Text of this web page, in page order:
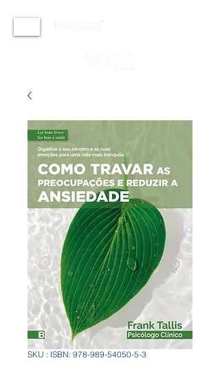
SKU : ISBN: 978-989-54050-5-3